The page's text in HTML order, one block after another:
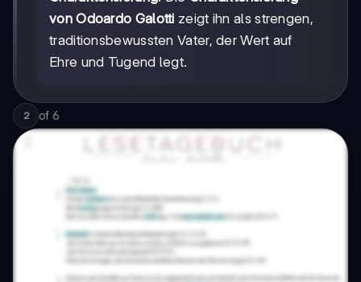
von Odoardo Galotti zeigt ihn als strengen,
traditionsbewussten Vater, der Wert auf
Ehre und Tugend legt.
2 of 6